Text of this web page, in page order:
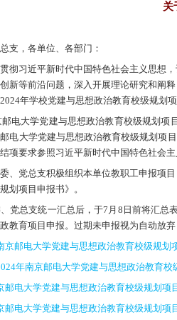
党委、党总支，各单位、各
实践及管理创新等前沿问题
决定开展2024年学校党建与
南京邮电大学党建与思想